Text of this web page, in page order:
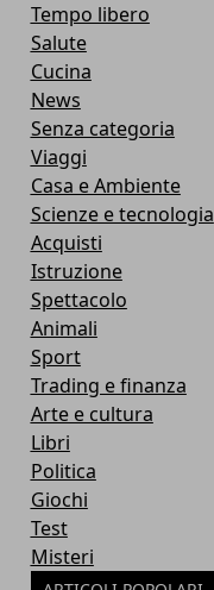
Tempo libero
Salute
Cucina
News
Senza categoria
Viaggi
Casa e Ambiente
Scienze e tecnologia
Acquisti
Istruzione
Spettacolo
Animali
Sport
Trading e finanza
Arte e cultura
Libri
Politica
Giochi
Test
Misteri